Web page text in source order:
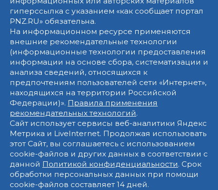
гиперссылка с указанием «как сообщает портал
PNZ.RU» обязательна.
На информационном ресурсе применяются
внешние рекомендательные технологии
(информационные технологии предоставления
информации на основе сбора, систематизации и
анализа сведений, относящихся к
предпочтениям пользователей сети «Интернет»,
находящихся на территории Российской
Федерации)». Правила применения
рекомендательных технологий.
Сайт использует сервисы веб-аналитики Яндекс
Метрика и LiveInternet. Продолжая использовать
этот Сайт, вы соглашаетесь с использованием
cookie-файлов и других данных в соответствии с
данной Политикой конфиденциальности. Срок
обработки персональных данных при помощи
cookie-файлов составляет 14 дней.